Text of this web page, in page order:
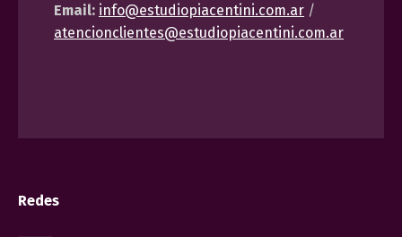
Email: info@estudiopiacentini.com.ar /
atencionclientes@estudiopiacentini.com.ar
Redes